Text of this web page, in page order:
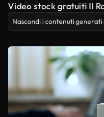
Video stock gratuiti Il
Nascondi i contenuti generati